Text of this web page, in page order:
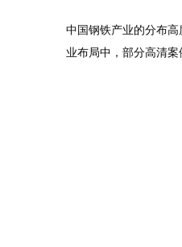
中国钢铁产业的分布
业布局中，部分高清案